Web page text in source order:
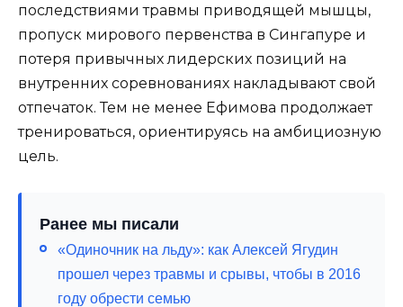
последствиями травмы приводящей мышцы,
пропуск мирового первенства в Сингапуре и
потеря привычных лидерских позиций на
внутренних соревнованиях накладывают свой
отпечаток. Тем не менее Ефимова продолжает
тренироваться, ориентируясь на амбициозную
цель.
Ранее мы писали
«Одиночник на льду»: как Алексей Ягудин
прошел через травмы и срывы, чтобы в 2016
году обрести семью